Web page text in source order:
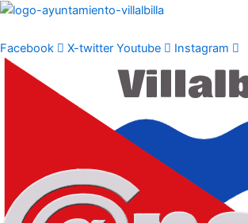
Ir
contenido
Facebook X-twitter Youtube Instagram